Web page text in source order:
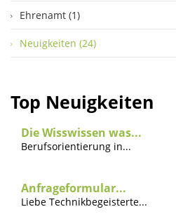
Ehrenamt (1)
Neuigkeiten (24)
Top Neuigkeiten
Die Wisswissen was...
Berufsorientierung in...
Anfrageformular...
Liebe Technikbegeisterte...